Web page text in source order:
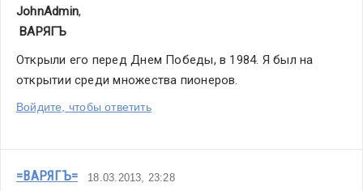
JohnAdmin,
ВАРЯГЪ
Открыли его перед Днем Победы, в 1984. Я был на
открытии среди множества пионеров.
Войдите, чтобы ответить
=ВАРЯГЪ= 18.03.2013, 23:28